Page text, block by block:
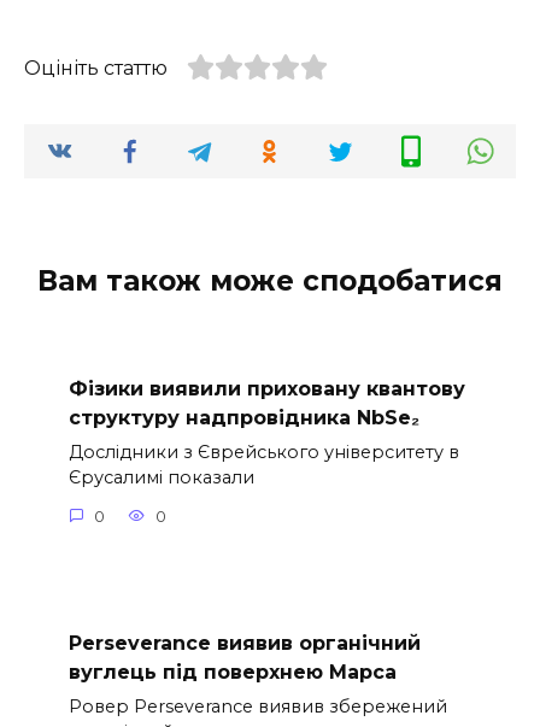
Оцініть статтю
Вам також може сподобатися
Фізики виявили приховану квантову
структуру надпровідника NbSe₂
Дослідники з Єврейського університету в
Єрусалимі показали
0 0
Perseverance виявив органічний
вуглець під поверхнею Марса
Ровер Perseverance виявив збережений